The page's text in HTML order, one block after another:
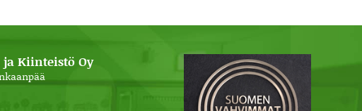
Kiinteistö Oy